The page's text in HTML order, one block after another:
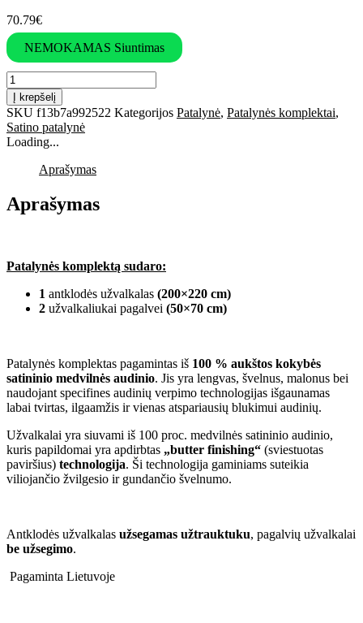
70.79€
NEMOKAMAS Siuntimas
produkto
kiekis:
Patalynės
komplektas
"Drugelių
fantazija",
200x220
cm
Į krepšelį
SKU f13b7a992522 Kategorijos Patalynė, Patalynės komplektai,
Satino patalynė
Loading...
Aprašymas
Aprašymas
Patalynės komplektą sudaro:
1 antklodės užvalkalas (200×220 cm)
2 užvalkaliukai pagalvei (50×70 cm)
Patalynės komplektas pagamintas iš 100 % aukštos kokybės
satininio medvilnės audinio. Jis yra lengvas, švelnus, malonus bei
naudojant specifines audinių verpimo technologijas išgaunamas
labai tvirtas, ilgaamžis ir vienas atspariausių blukimui audinių.
Užvalkalai yra siuvami iš 100 proc. medvilnės satininio audinio,
kuris papildomai yra apdirbtas „butter finishing“ (sviestuotas
paviršius) technologija. Ši technologija gaminiams suteikia
viliojančio žvilgesio ir gundančio švelnumo.
Antklodės užvalkalas užsegamas užtrauktuku, pagalvių užvalkalai
be užsegimo.
Pagaminta Lietuvoje